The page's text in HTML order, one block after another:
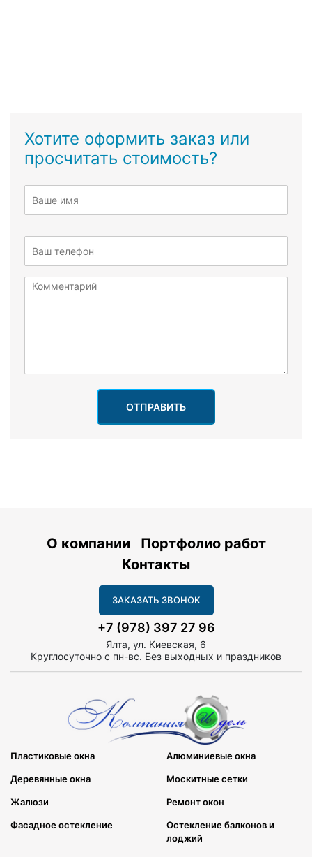
Хотите оформить заказ или
просчитать стоимость?
ОТПРАВИТЬ
О компании
Портфолио работ
Контакты
ЗАКАЗАТЬ ЗВОНОК
+7 (978) 397 27 96
Ялта, ул. Киевская, 6
Круглосуточно с пн-вс. Без выходных и праздников
Пластиковые окна Алюминиевые окна
Деревянные окна Москитные сетки
Жалюзи Ремонт окон
Фасадное остекление
Остекление балконов и
лоджий